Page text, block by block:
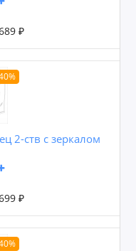
₽
2-ств с зеркалом
₽